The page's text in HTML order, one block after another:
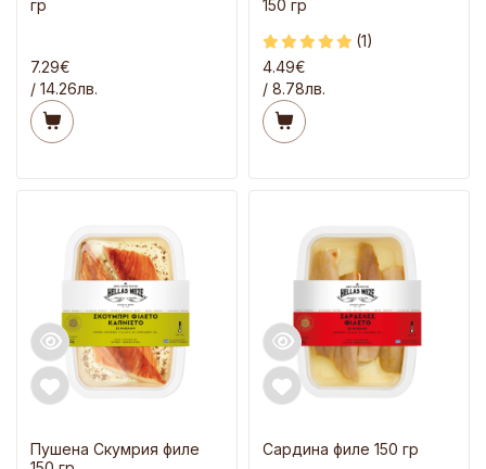
гр
7.29€
/ 14.26лв.
(1)
150 гр
4.49€
/ 8.78лв.
Пушена Скумрия филе
Сардина филе 150 гр